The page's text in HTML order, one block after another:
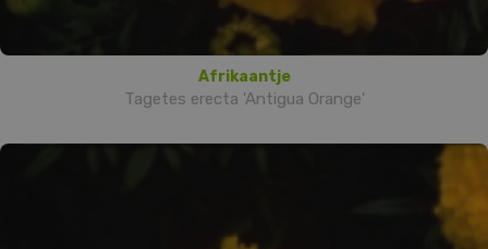
Afrikaantje
Tagetes erecta 'Antigua Orange'